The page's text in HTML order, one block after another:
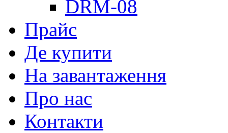
DRM-08
Прайс
Де купити
На завантаження
Про нас
Контакти